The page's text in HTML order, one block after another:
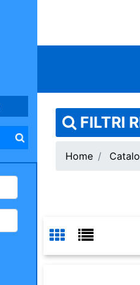
FILTRI
Home